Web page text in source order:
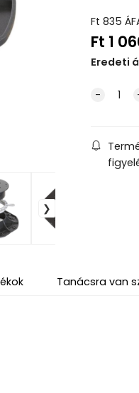
Ft 835
Ft 1
Eredeti
Tanácsra van